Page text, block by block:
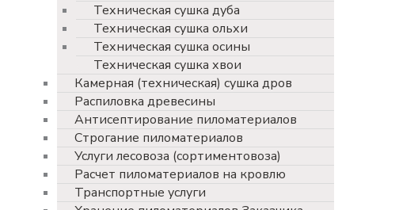
Техническая сушка дуба
Техническая сушка ольхи
Техническая сушка осины
Техническая сушка хвои
Камерная (техническая) сушка дров
Распиловка древесины
Антисептирование пиломатериалов
Строгание пиломатериалов
Услуги лесовоза (сортиментовоза)
Расчет пиломатериалов на кровлю
Транспортные услуги